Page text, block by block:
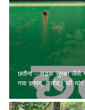
छतौना --सड़क सुरक्षा जैसे
गया ज्ञापन, कार्रवाई की